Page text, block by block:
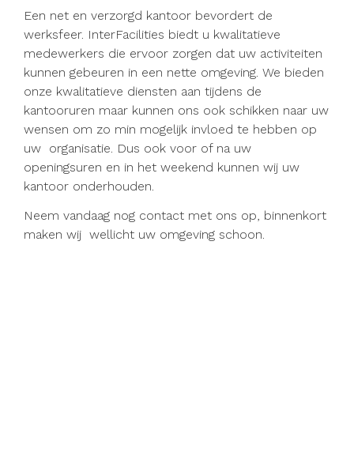
Een net en verzorgd kantoor bevordert de
werksfeer. InterFacilities biedt u kwalitatieve
medewerkers die ervoor zorgen dat uw activiteiten
kunnen gebeuren in een nette omgeving. We bieden
onze kwalitatieve diensten aan tijdens de
kantooruren maar kunnen ons ook schikken naar uw
wensen om zo min mogelijk invloed te hebben op
uw organisatie. Dus ook voor of na uw
openingsuren en in het weekend kunnen wij uw
kantoor onderhouden.
Neem vandaag nog contact met ons op, binnenkort
maken wij wellicht uw omgeving schoon.